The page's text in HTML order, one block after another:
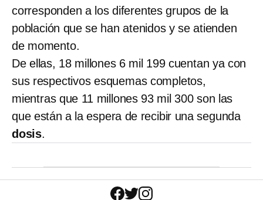
corresponden a los diferentes grupos de la
población que se han atenidos y se atienden
de momento.
De ellas, 18 millones 6 mil 199 cuentan ya con
sus respectivos esquemas completos,
mientras que 11 millones 93 mil 300 son las
que están a la espera de recibir una segunda
dosis.